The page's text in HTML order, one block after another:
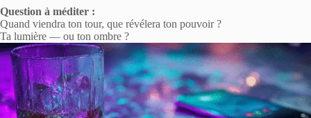
Question à méditer :
Quand viendra ton tour, que révélera ton pouvoir ?
Ta lumière — ou ton ombre ?